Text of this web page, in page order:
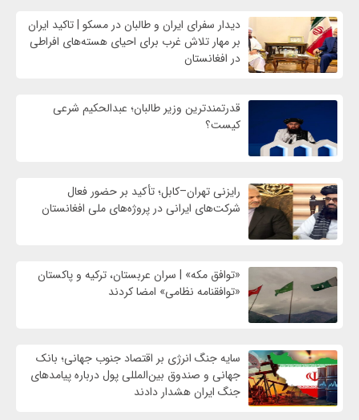
دیدار سفرای ایران و طالبان در مسکو | تاکید ایران
بر مهار تلاش‌ غرب برای احیای هسته‌های افراطی
در افغانستان
قدرتمندترین وزیر طالبان؛ عبدالحکیم شرعی
کیست؟
رایزنی تهران–کابل؛ تأکید بر حضور فعال
شرکت‌های ایرانی در پروژه‌های ملی افغانستان
«توافق مکه» | سران عربستان، ترکیه و پاکستان
«توافقنامه نظامی» امضا کردند
سایه جنگ انرژی بر اقتصاد جنوب جهانی؛ بانک
جهانی و صندوق بین‌المللی پول درباره پیامدهای
جنگ ایران هشدار دادند